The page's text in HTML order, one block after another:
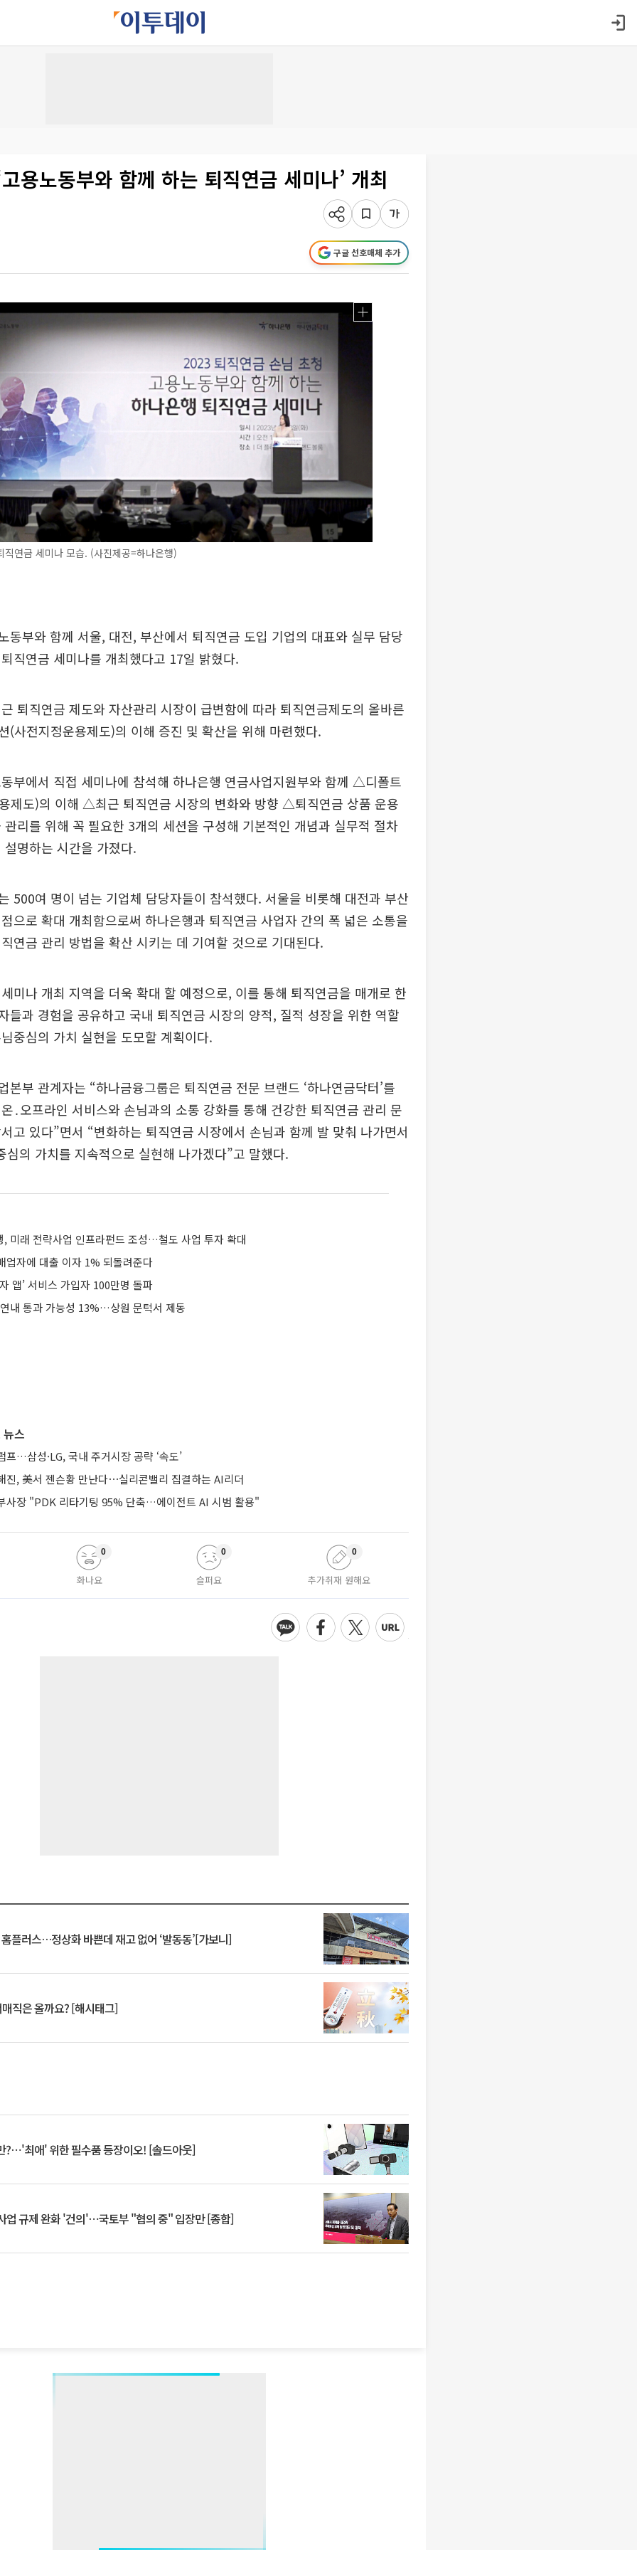
용노동부와 함께 하는 퇴직연금 세미나’ 개최
구글 선호매체 추가
연금 세미나 모습. (사진제공=하나은행)
동부와 함께 서울, 대전, 부산에서 퇴직연금 도입 기업의 대표와 실무 담당
직연금 세미나를 개최했다고 17일 밝혔다.
퇴직연금 제도와 자산관리 시장이 급변함에 따라 퇴직연금제도의 올바른
(사전지정운용제도)의 이해 증진 및 확산을 위해 마련했다.
부에서 직접 세미나에 참석해 하나은행 연금사업지원부와 함께 △디폴트
제도)의 이해 △최근 퇴직연금 시장의 변화와 방향 △퇴직연금 상품 운용
리를 위해 꼭 필요한 3개의 세션을 구성해 기본적인 개념과 실무적 절차
명하는 시간을 가졌다.
500여 명이 넘는 기업체 담당자들이 참석했다. 서울을 비롯해 대전과 부산
으로 확대 개최함으로써 하나은행과 퇴직연금 사업자 간의 폭 넓은 소통을
연금 관리 방법을 확산 시키는 데 기여할 것으로 기대된다.
미나 개최 지역을 더욱 확대 할 예정으로, 이를 통해 퇴직연금을 매개로 한
들과 경험을 공유하고 국내 퇴직연금 시장의 양적, 질적 성장을 위한 역할
중심의 가치 실현을 도모할 계획이다.
본부 관계자는 “하나금융그룹은 퇴직연금 전문 브랜드 ‘하나연금닥터’를
․오프라인 서비스와 손님과의 소통 강화를 통해 건강한 퇴직연금 관리 문
고 있다”면서 “변화하는 퇴직연금 시장에서 손님과 함께 발 맞춰 나가면서
의 가치를 지속적으로 실현해 나가겠다”고 말했다.
, 미래 전략사업 인프라펀드 조성…철도 사업 투자 확대
업자에 대출 이자 1% 되돌려준다
앱’ 서비스 가입자 100만명 돌파
내 통과 가능성 13%…상원 문턱서 제동
스
프…삼성·LG, 국내 주거시장 공략 ‘속도’
진, 美서 젠슨황 만난다⋯실리콘밸리 집결하는 AI리더
사장 "PDK 리타기팅 95% 단축…에이전트 AI 시범 활용"
화나요
0
슬퍼요
0
추가취재 원해요
0
플러스…정상화 바쁜데 재고 없어 ‘발동동’[가보니]
직은 올까요? [해시태그]
?⋯'최애' 위한 필수품 등장이오! [솔드아웃]
업 규제 완화 '건의'⋯국토부 "협의 중" 입장만 [종합]